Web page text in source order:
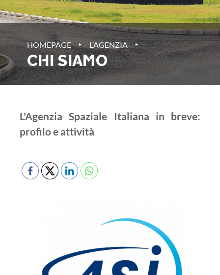
HOMEPAGE ‣ L’AGENZIA ‣
CHI SIAMO
L'Agenzia Spaziale Italiana in breve:
profilo e attività